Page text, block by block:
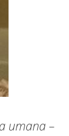
umana –